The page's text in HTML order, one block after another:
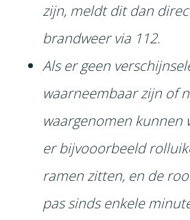
zijn, meldt dit dan
brandweer via 112.
Als er geen
waarneembaar zijn of
waargenomen kunnen
er bijvooorbeeld
ramen zitten, en de
pas sinds enkele